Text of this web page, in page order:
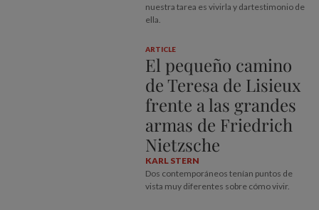
nuestra tarea es vivirla y dartestimonio de
ella.
ARTICLE
El pequeño camino
de Teresa de Lisieux
frente a las grandes
armas de Friedrich
Nietzsche
KARL STERN
Dos contemporáneos tenían puntos de
vista muy diferentes sobre cómo vivir.